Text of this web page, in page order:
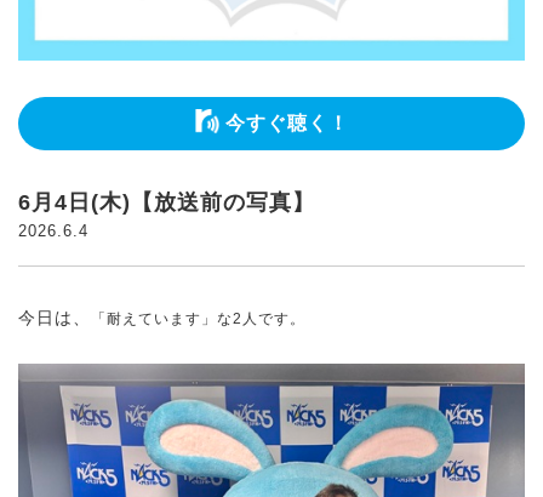
今すぐ聴く！
6月4日(木)【放送前の写真】
2026.6.4
今日は、 「耐えています」な2人です。